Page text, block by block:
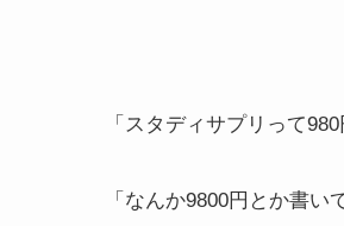
「スタディサプリって
「なんか9800円とか書い